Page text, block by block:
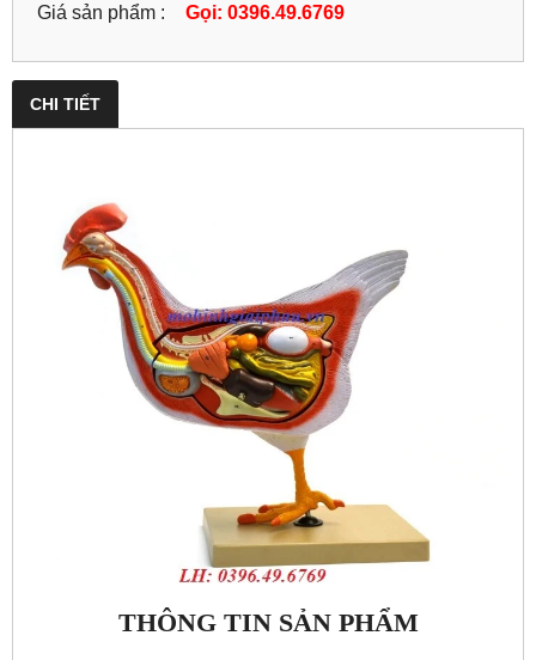
Giá sản phẩm : Gọi: 0396.49.6769
CHI TIẾT
THÔNG TIN SẢN PHẨM